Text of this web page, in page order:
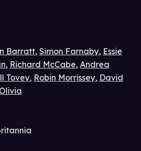
Barratt, Simon Farnaby, Essie
, Richard McCabe, Andrea
Tovey, Robin Morrissey, David